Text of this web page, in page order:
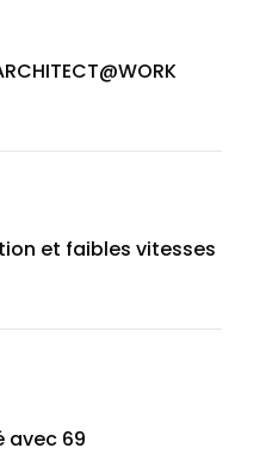
et faibles vitesses
avec 69